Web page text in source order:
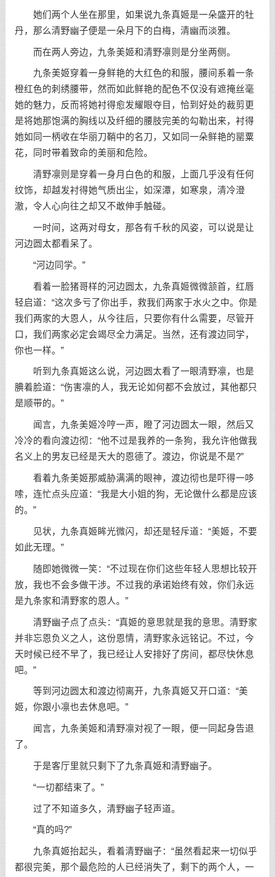
她们两个人坐在那里，如果说九条真姬是一朵盛开的牡
丹，那么清野幽子便是一朵月下的白梅，清幽而淡雅。
而在两人旁边，九条美姬和清野凛则是分坐两侧。
九条美姬穿着一身鲜艳的大红色的和服，腰间系着一条
橙红色的刺绣腰带，然而如此鲜艳的配色不仅没有遮掩丝毫
她的魅力，反而将她衬得愈发耀眼夺目，恰到好处的裁剪更
是将她那饱满的胸线以及纤细的腰肢完美的勾勒出来，衬得
她如同一柄收在华丽刀鞘中的名刀，又如同一朵鲜艳的罂粟
花，同时带着致命的美丽和危险。
清野凛则是穿着一身月白色的和服，上面几乎没有任何
纹饰，却越发衬得她气质出尘，如深潭，如寒泉，清冷澄
澈，令人心向往之却又不敢伸手触碰。
一时间，这两对母女，那各有千秋的风姿，可以说是让
河边圆太都看呆了。
“河边同学。”
看着一脸猪哥样的河边圆太，九条真姬微微颔首，红唇
轻启道：“这次多亏了你出手，救我们两家于水火之中。你是
我们两家的大恩人，从今往后，只要你有什么需要，尽管开
口，我们两家必定会竭尽全力满足。当然，还有渡边同学，
你也一样。”
听到九条真姬这么说，河边圆太看了一眼清野凛，也是
腆着脸道：“伤害凛的人，我无论如何都不会放过，其他都只
是顺带的。”
闻言，九条美姬冷哼一声，瞪了河边圆太一眼，然后又
冷冷的看向渡边彻：“他不过是我养的一条狗，我允许他做我
名义上的男友已经是天大的恩德了。渡边，你说是不是?”
看着九条美姬那威胁满满的眼神，渡边彻也是吓得一哆
嗦，连忙点头应道：“我是大小姐的狗，无论做什么都是应该
的。”
见状，九条真姬眸光微闪，却还是轻斥道：“美姬，不要
如此无理。”
随即她微微一笑：“不过现在你们这些年轻人思想比较开
放，我也不会多做干涉。不过我的承诺始终有效，你们永远
是九条家和清野家的恩人。”
清野幽子点了点头：“真姬的意思就是我的意思。清野家
并非忘恩负义之人，这份恩情，清野家永远铭记。不过，今
天时候已经不早了，我已经让人安排好了房间，都尽快休息
吧。”
等到河边圆太和渡边彻离开，九条真姬又开口道：“美
姬，你跟小凛也去休息吧。”
闻言，九条美姬和清野凛对视了一眼，便一同起身告退
了。
于是客厅里就只剩下了九条真姬和清野幽子。
“一切都结束了。”
过了不知道多久，清野幽子轻声道。
“真的吗?”
九条真姬抬起头，看着清野幽子：“虽然看起来一切似乎
都很完美，那个最危险的人已经消失了，剩下的两个人，一